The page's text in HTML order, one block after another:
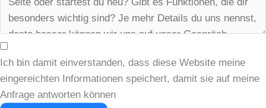
Ich bin damit einverstanden, dass diese Website meine
eingereichten Informationen speichert, damit sie auf meine
Anfrage antworten können